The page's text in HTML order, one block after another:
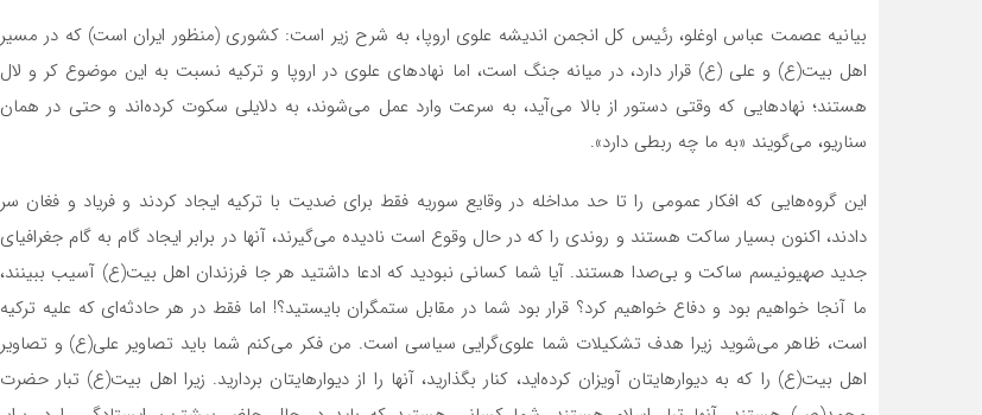
بیانیه عصمت عباس اوغلو، رئیس کل انجمن اندیشه علوی اروپا، به شرح زیر است: کشوری (منظور ایران است) که در مسیر
اهل بیت(ع) و علی (ع) قرار دارد، در میانه جنگ است، اما نهادهای علوی در اروپا و ترکیه نسبت به این موضوع کر و لال
هستند؛ نهادهایی که وقتی دستور از بالا می‌آید، به سرعت وارد عمل می‌شوند، به دلایلی سکوت کرده‌اند و حتی در همان
سناریو، می‌گویند «به ما چه ربطی دارد».
این گروه‌هایی که افکار عمومی را تا حد مداخله در وقایع سوریه فقط برای ضدیت با ترکیه ایجاد کردند و فریاد و فغان سر
دادند، اکنون بسیار ساکت هستند و روندی را که در حال وقوع است نادیده می‌گیرند، آنها در برابر ایجاد گام به گام جغرافیای
جدید صهیونیسم ساکت و بی‌صدا هستند. آیا شما کسانی نبودید که ادعا داشتید هر جا فرزندان اهل بیت(ع) آسیب ببینند،
ما آنجا خواهیم بود و دفاع خواهیم کرد؟ قرار بود شما در مقابل ستمگران بایستید؟! اما فقط در هر حادثه‌ای که علیه ترکیه
است، ظاهر می‌شوید زیرا هدف تشکیلات شما علوی‌گرایی سیاسی است. من فکر می‌کنم شما باید تصاویر علی(ع) و تصاویر
اهل بیت(ع) را که به دیوارهایتان آویزان کرده‌اید، کنار بگذارید، آنها را از دیوارهایتان بردارید. زیرا اهل بیت(ع) تبار حضرت